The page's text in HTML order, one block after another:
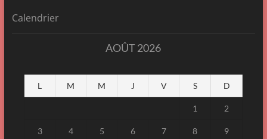
Calendrier
AOÛT 2026
L M M J V S D
1 2
3 4 5 6 7 8 9